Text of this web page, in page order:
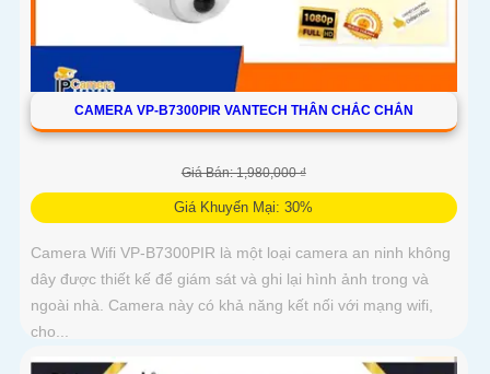
CAMERA VP-B7300PIR VANTECH THÂN CHẮC CHẮN
Giá Bán: 1,980,000 ₫
Giá Khuyến Mại: 30%
Camera Wifi VP-B7300PIR là một loại camera an ninh không
dây được thiết kế để giám sát và ghi lại hình ảnh trong và
ngoài nhà. Camera này có khả năng kết nối với mạng wifi,
cho...